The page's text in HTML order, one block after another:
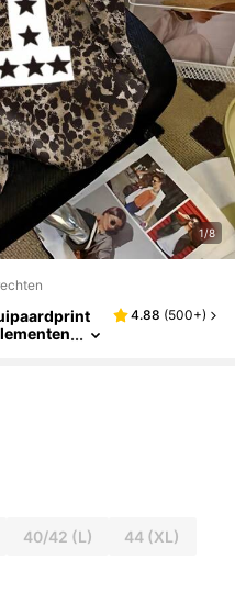
1/8
4.88 (500+)
40/42 (L) 44 (XL)